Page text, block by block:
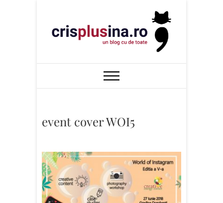
content
Cris+ina
event cover WOI5